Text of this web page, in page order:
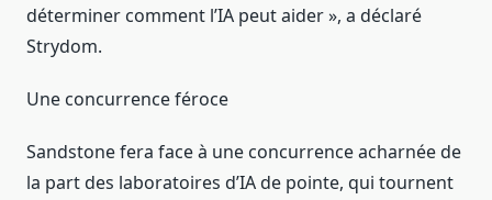
déterminer comment l’IA peut aider », a déclaré
Strydom.
Une concurrence féroce
Sandstone fera face à une concurrence acharnée de
la part des laboratoires d’IA de pointe, qui tournent